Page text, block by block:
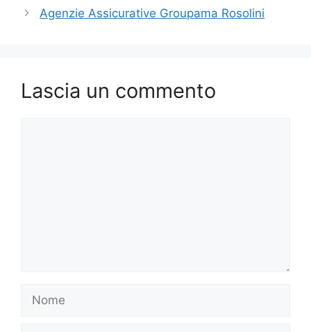
Agenzie Assicurative Groupama Rosolini
Lascia un commento
Nome